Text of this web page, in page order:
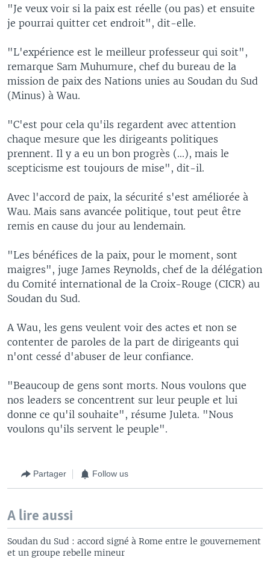
"Je veux voir si la paix est réelle (ou pas) et ensuite
je pourrai quitter cet endroit", dit-elle.
"L'expérience est le meilleur professeur qui soit",
remarque Sam Muhumure, chef du bureau de la
mission de paix des Nations unies au Soudan du Sud
(Minus) à Wau.
"C'est pour cela qu'ils regardent avec attention
chaque mesure que les dirigeants politiques
prennent. Il y a eu un bon progrès (...), mais le
scepticisme est toujours de mise", dit-il.
Avec l'accord de paix, la sécurité s'est améliorée à
Wau. Mais sans avancée politique, tout peut être
remis en cause du jour au lendemain.
"Les bénéfices de la paix, pour le moment, sont
maigres", juge James Reynolds, chef de la délégation
du Comité international de la Croix-Rouge (CICR) au
Soudan du Sud.
A Wau, les gens veulent voir des actes et non se
contenter de paroles de la part de dirigeants qui
n'ont cessé d'abuser de leur confiance.
"Beaucoup de gens sont morts. Nous voulons que
nos leaders se concentrent sur leur peuple et lui
donne ce qu'il souhaite", résume Juleta. "Nous
voulons qu'ils servent le peuple".
Partager Follow us
A lire aussi
Soudan du Sud : accord signé à Rome entre le gouvernement
et un groupe rebelle mineur